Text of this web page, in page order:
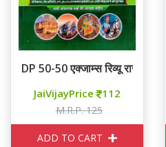
DP 50-50 एक्जाम्स रिव्यू राजस्थान
JaiVijayPrice 112
M.R.P. 125
ADD TO CART